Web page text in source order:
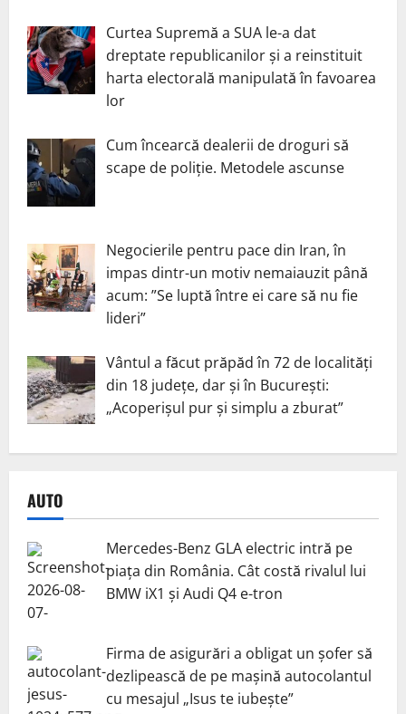
Curtea Supremă a SUA le-a dat
dreptate republicanilor și a reinstituit
harta electorală manipulată în favoarea
lor
Cum încearcă dealerii de droguri să
scape de poliție. Metodele ascunse
Negocierile pentru pace din Iran, în
impas dintr-un motiv nemaiauzit până
acum: ”Se luptă între ei care să nu fie
lideri”
Vântul a făcut prăpăd în 72 de localități
din 18 județe, dar și în București:
„Acoperișul pur și simplu a zburat”
AUTO
Mercedes-Benz GLA electric intră pe
piața din România. Cât costă rivalul lui
BMW iX1 și Audi Q4 e-tron
Firma de asigurări a obligat un șofer să
dezlipească de pe mașină autocolantul
cu mesajul „Isus te iubește”